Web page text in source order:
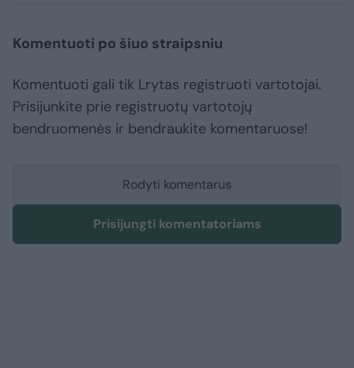
Komentuoti po šiuo straipsniu
Komentuoti gali tik Lrytas registruoti vartotojai.
Prisijunkite prie registruotų vartotojų
bendruomenės ir bendraukite komentaruose!
Rodyti komentarus
Prisijungti komentatoriams